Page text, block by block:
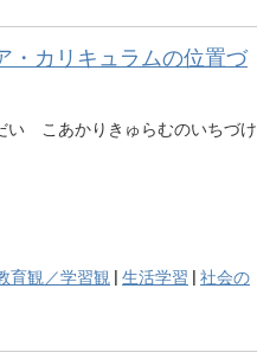
・カリキュラムの位置づ
い こあかりきゅらむのいちづけ
育観／学習観 | 生活学習 | 社会の